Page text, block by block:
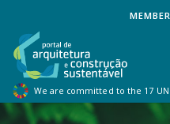
We are committed to the 17